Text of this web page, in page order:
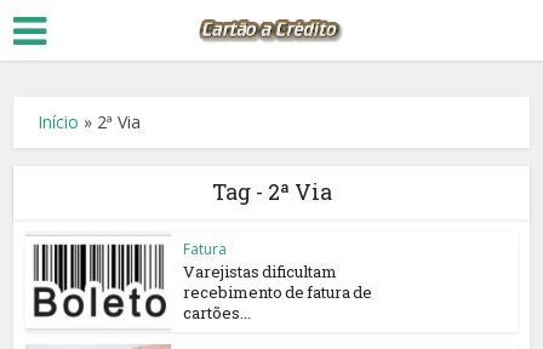
Início » 2ª Via
Tag - 2ª Via
Fatura
Varejistas dificultam
recebimento de fatura de
cartões...